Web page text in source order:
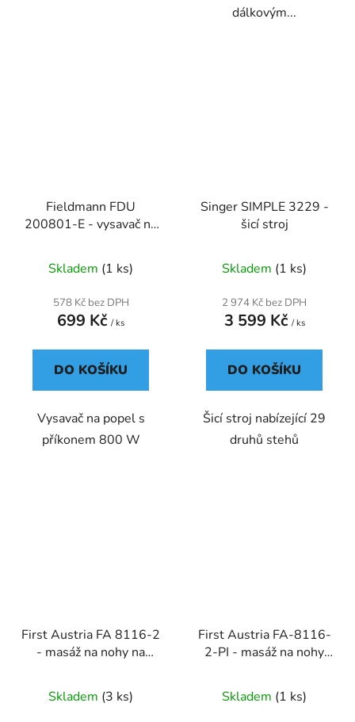
dálkovým...
Fieldmann FDU
200801-E - vysavač na
Skladem (1 ks)
578 Kč bez DPH
699 Kč / ks
DO KOŠÍKU
Vysavač na popel s
příkonem 800 W
Singer SIMPLE 3229 -
šicí stroj
Skladem (1 ks)
2 974 Kč bez DPH
3 599 Kč / ks
DO KOŠÍKU
Šicí stroj nabízející 29
druhů stehů
First Austria FA 8116-2
- masáž na nohy na
infračervené světlo,
skládací, šedý
Skladem (3 ks)
First Austria FA-8116-
2-PI - masáž na nohy
Skladem (1 ks)